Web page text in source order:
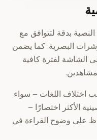
بدقة لتتوافق مع
البصرية. كما يضمن
الشاشة لفترة كافية
اختلاف اللغات – سواء
الأكثر اختصارًا –
على وضوح القراءة في